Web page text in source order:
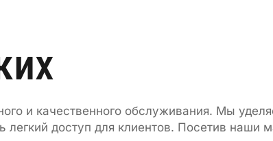
и качественного обслуживания. Мы
доступ для клиентов. Посетив наши